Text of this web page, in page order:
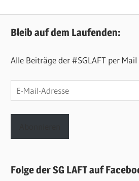
Bleib auf dem Laufenden:
Alle Beiträge der #SGLAFT per
E-
Mail-
Adresse
Folge der SG LAFT auf